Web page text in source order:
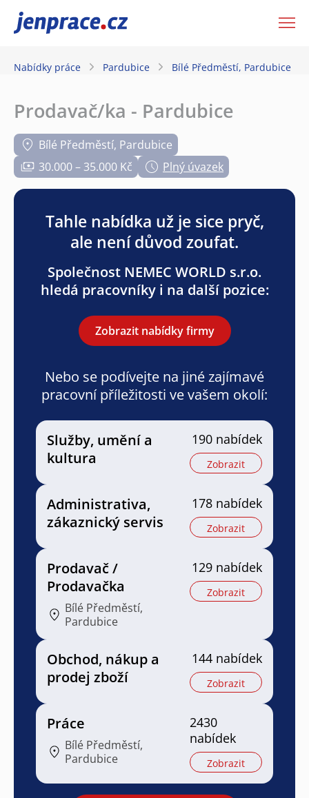
JenPráce.cz
Nabídky práce Pardubice Bílé Předměstí, Pardubice
Prodavač/ka - Pardubice
Bílé Předměstí, Pardubice
30.000 – 35.000 Kč
Plný úvazek
Tahle nabídka už je sice pryč,
ale není důvod zoufat.
Společnost NEMEC WORLD s.r.o.
hledá pracovníky i na další pozice:
Zobrazit nabídky firmy
Nebo se podívejte na jiné zajímavé
pracovní příležitosti ve vašem okolí:
Služby, umění a
kultura
190 nabídek
Zobrazit
Administrativa,
zákaznický servis
178 nabídek
Zobrazit
Prodavač /
Prodavačka
Bílé Předměstí,
Pardubice
129 nabídek
Zobrazit
Obchod, nákup a
prodej zboží
144 nabídek
Zobrazit
Práce
Bílé Předměstí,
Pardubice
2430
nabídek
Zobrazit